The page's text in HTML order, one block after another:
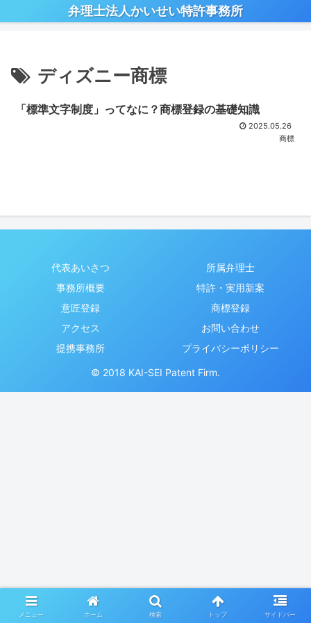
弁理士法人かいせい特許事務所
ディズニー商標
「標準文字制度」ってなに？商標登録の基礎知識
2025.05.26
商標
代表あいさつ
所属弁理士
事務所概要
特許・実用新案
意匠登録
商標登録
アクセス
お問い合わせ
提携事務所
プライバシーポリシー
© 2018 KAI-SEI Patent Firm.
メニュー ホーム 検索 トップ サイドバー